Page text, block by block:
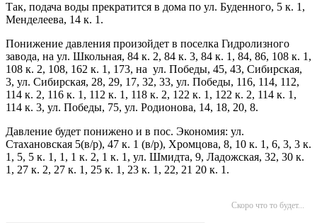
Так, подача воды прекратится в дома по ул. Буденного, 5 к. 1,
Менделеева, 14 к. 1.
Понижение давления произойдет в поселка Гидролизного
завода, на ул. Школьная, 84 к. 2, 84 к. 3, 84 к. 1, 84, 86, 108 к. 1,
108 к. 2, 108, 162 к. 1, 173, на ул. Победы, 45, 43, Сибирская,
3, ул. Сибирская, 28, 29, 17, 32, 33, ул. Победы, 116, 114, 112,
114 к. 2, 116 к. 1, 112 к. 1, 118 к. 2, 122 к. 1, 122 к. 2, 114 к. 1,
114 к. 3, ул. Победы, 75, ул. Родионова, 14, 18, 20, 8.
Давление будет понижено и в пос. Экономия: ул.
Стахановская 5(в/р), 47 к. 1 (в/р), Хромцова, 8, 10 к. 1, 6, 3, 3 к.
1, 5, 5 к. 1, 1, 1 к. 2, 1 к. 1, ул. Шмидта, 9, Ладожская, 32, 30 к.
1, 27 к. 2, 27 к. 1, 25 к. 1, 23 к. 1, 22, 21 20 к. 1.
Скоро что то будет...